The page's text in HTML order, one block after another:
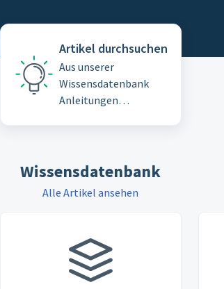
Artikel durchsuchen
Aus unserer
Wissensdatenbank
Anleitungen
Wissensdatenbank
Alle Artikel ansehen